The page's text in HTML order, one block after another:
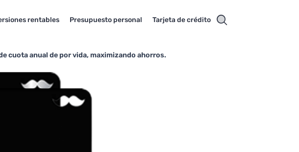
rentables Presupuesto personal Tarjeta de crédito
cuota anual de por vida, maximizando ahorros.